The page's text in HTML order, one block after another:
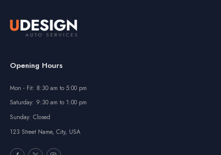
Opening Hours
Mon - Fit: 8:30 am to 5:00 pm
Saturday: 9:30 am to 1:00 pm
Sunday: Closed
123 Street Name, City, USA